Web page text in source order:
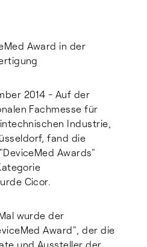
Award in der
2014 - Auf der
Fachmesse für
Industrie,
fand die
Awards"
Cicor.
wurde der
Award", der die